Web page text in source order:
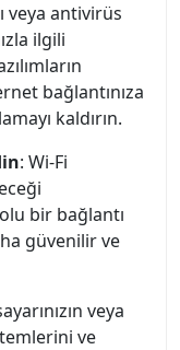
veya antivirüs
ilgili
bağlantınıza
kaldırın.
: Wi-Fi
bir bağlantı
güvenilir ve
veya
ve